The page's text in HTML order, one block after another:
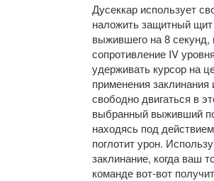
Дусеккар использует
наложить защитный
выжившего на 8 секунд,
сопротивление IV
удерживать курсор на
применения
свободно двигаться в
выбранный выживший
находясь под
поглотит урон.
заклинание, когда ваш
команде вот-вот